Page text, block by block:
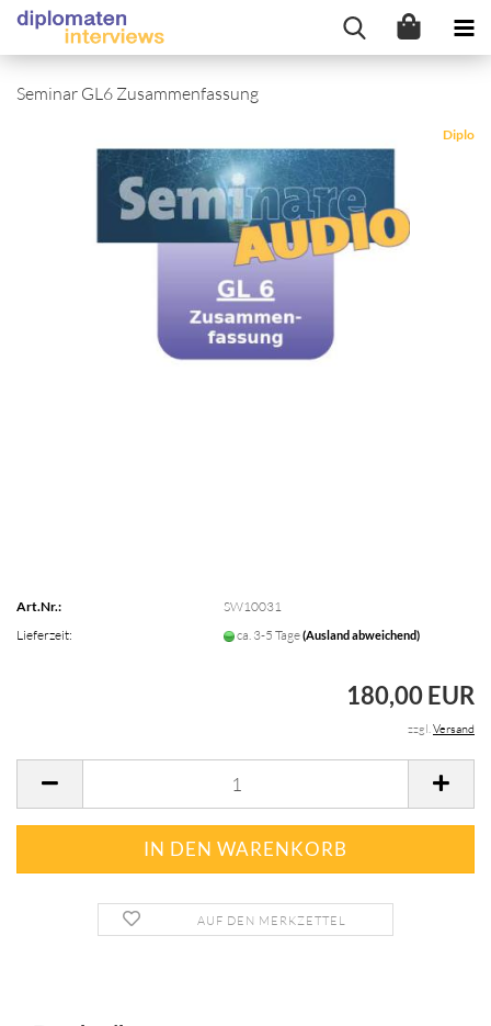
Seminar GL6 Zusammenfassung
Diplo
Art.Nr.:
SW10031
Lieferzeit:
ca. 3-5 Tage(Ausland abweichend)
180,00 EUR
zzgl.Versand
AUF DEN MERKZETTEL